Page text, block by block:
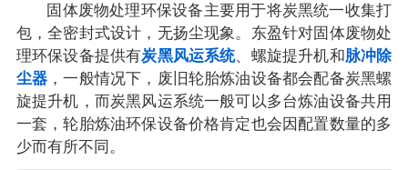
固体废物处理环保设备主要用于将炭黑统一收集打
包，全密封式设计，无扬尘现象。东盈针对固体废物处
理环保设备提供有炭黑风运系统、螺旋提升机和脉冲除
尘器 ，一般情况下，废旧轮胎炼油设备都会配备炭黑螺
旋提升机，而炭黑风运系统一般可以多台炼油设备共用
一套，轮胎炼油环保设备价格肯定也会因配置数量的多
少而有所不同。